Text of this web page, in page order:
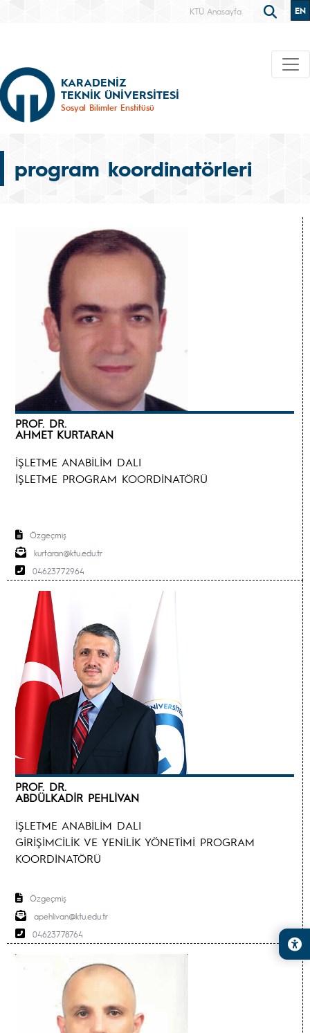
KTÜ Anasayfa EN
KARADENİZ
TEKNİK ÜNİVERSİTESİ
Sosyal Bilimler Enstitüsü
program koordinatörleri
PROF. DR.
AHMET KURTARAN
İŞLETME ANABİLİM DALI
İŞLETME PROGRAM KOORDİNATÖRÜ
Özgeçmiş
kurtaran
04623772964
PROF. DR.
ABDÜLKADİR PEHLİVAN
İŞLETME ANABİLİM DALI
GİRİŞİMCİLİK VE YENİLİK YÖNETİMİ PROGRAM
KOORDİNATÖRÜ
Özgeçmiş
apehlivan
04623778764